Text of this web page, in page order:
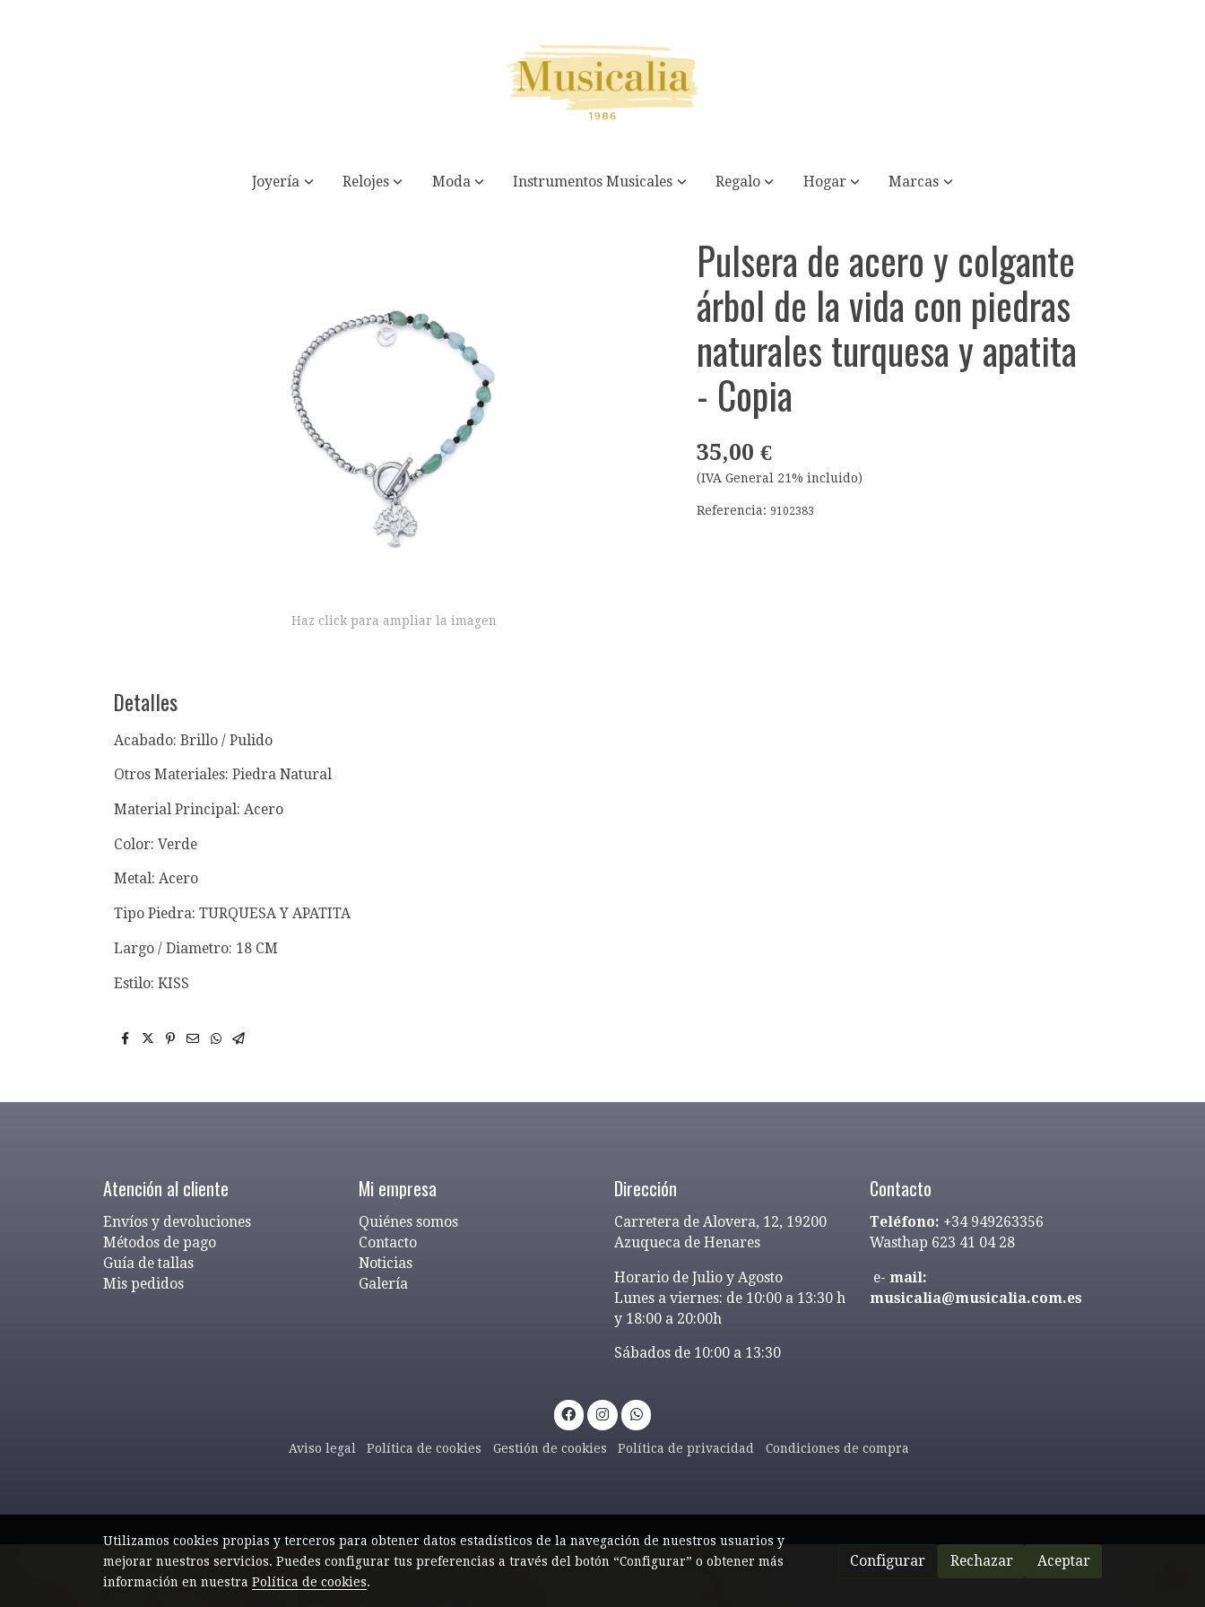
Joyería Relojes Moda Instrumentos Musicales Regalo Hogar Marcas
Pulsera de acero y colgante árbol de la vida con piedras naturales turquesa y apatita - Copia
Haz click para ampliar la imagen
Detalles
Acabado: Brillo / Pulido
Otros Materiales: Piedra Natural
Material Principal: Acero
Color: Verde
Metal: Acero
Tipo Piedra: TURQUESA Y APATITA
Largo / Diametro: 18 CM
Estilo: KISS
Pulsera de acero y colgante
árbol de la vida con piedras
naturales turquesa y apatita
- Copia
35,00 €
(IVA General 21% incluido)
Referencia:9102383
Atención al cliente
Envíos y devoluciones
Métodos de pago
Guía de tallas
Mis pedidos
Mi empresa
Quiénes somos
Contacto
Noticias
Galería
Dirección
Carretera de Alovera, 12, 19200
Azuqueca de Henares
Horario de Julio y Agosto
Lunes a viernes: de 10:00 a 13:30 h
y 18:00 a 20:00h
Sábados de 10:00 a 13:30
Contacto
Teléfono: +34 949263356
Wasthap 623 41 04 28
e- mail:
musicalia@musicalia.com.es
Aviso legal Política de cookies Gestión de cookies Política de privacidad Condiciones de compra
Utilizamos cookies propias y terceros para obtener datos estadísticos de la navegación de nuestros usuarios y
mejorar nuestros servicios. Puedes configurar tus preferencias a través del botón “Configurar” o obtener más
información en nuestra Política de cookies.
Configurar Rechazar Aceptar